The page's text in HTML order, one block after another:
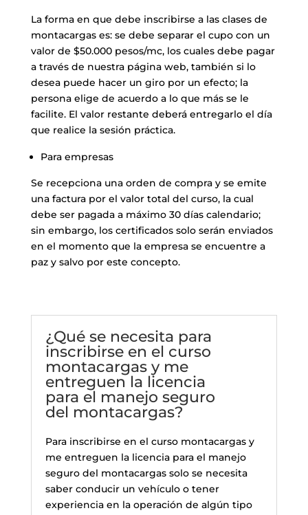
La forma en que debe inscribirse a las clases de
montacargas es: se debe separar el cupo con un
valor de $50.000 pesos/mc, los cuales debe pagar
a través de nuestra página web, también si lo
desea puede hacer un giro por un efecto; la
persona elige de acuerdo a lo que más se le
facilite. El valor restante deberá entregarlo el día
que realice la sesión práctica.
Para empresas
Se recepciona una orden de compra y se emite
una factura por el valor total del curso, la cual
debe ser pagada a máximo 30 días calendario;
sin embargo, los certificados solo serán enviados
en el momento que la empresa se encuentre a
paz y salvo por este concepto.
¿Qué se necesita para
inscribirse en el curso
montacargas y me
entreguen la licencia
para el manejo seguro
del montacargas?
Para inscribirse en el curso montacargas y
me entreguen la licencia para el manejo
seguro del montacargas solo se necesita
saber conducir un vehículo o tener
experiencia en la operación de algún tipo